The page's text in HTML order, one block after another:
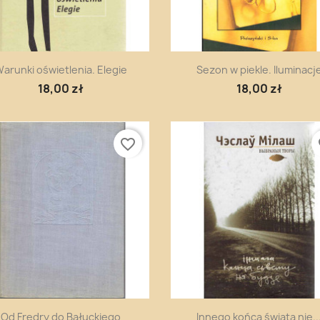
Szybki podgląd
oświetlenia. Elegie
18,00 zł
Szybki podgląd
Sezon w piekle.
18,00 zł
Szybki podgląd
Od Fredry do Bałuckiego
favorite_border
Szybki podgląd
Innego końca świata nie...